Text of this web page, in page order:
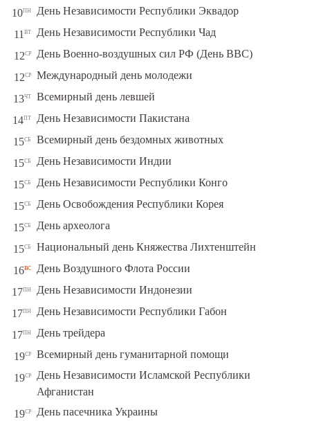
10пн День Независимости Республики Эквадор
11 вт День Независимости Республики Чад
12ср День Военно-воздушных сил РФ (День ВВС)
12ср Международный день молодежи
13чт Всемирный день левшей
14пт День Независимости Пакистана
15сб Всемирный день бездомных животных
15сб День Независимости Индии
15сб День Независимости Республики Конго
15сб День Освобождения Республики Корея
15сб День археолога
15сб Национальный день Княжества Лихтенштейн
16вс День Воздушного Флота России
17пн День Независимости Индонезии
17пн День Независимости Республики Габон
17пн День трейдера
19ср Всемирный день гуманитарной помощи
19ср
День Независимости Исламской Республики
Афганистан
19ср День пасечника Украины